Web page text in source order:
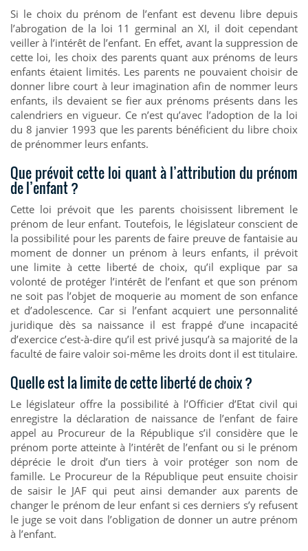
Si le choix du prénom de l’enfant est devenu libre depuis
l’abrogation de la loi 11 germinal an XI, il doit cependant
veiller à l’intérêt de l’enfant. En effet, avant la suppression de
cette loi, les choix des parents quant aux prénoms de leurs
enfants étaient limités. Les parents ne pouvaient choisir de
donner libre court à leur imagination afin de nommer leurs
enfants, ils devaient se fier aux prénoms présents dans les
calendriers en vigueur. Ce n’est qu’avec l’adoption de la loi
du 8 janvier 1993 que les parents bénéficient du libre choix
de prénommer leurs enfants.
Que prévoit cette loi quant à l’attribution du prénom
de l’enfant ?
Cette loi prévoit que les parents choisissent librement le
prénom de leur enfant. Toutefois, le législateur conscient de
la possibilité pour les parents de faire preuve de fantaisie au
moment de donner un prénom à leurs enfants, il prévoit
une limite à cette liberté de choix, qu’il explique par sa
volonté de protéger l’intérêt de l’enfant et que son prénom
ne soit pas l’objet de moquerie au moment de son enfance
et d’adolescence. Car si l’enfant acquiert une personnalité
juridique dès sa naissance il est frappé d’une incapacité
d’exercice c’est-à-dire qu’il est privé jusqu’à sa majorité de la
faculté de faire valoir soi-même les droits dont il est titulaire.
Quelle est la limite de cette liberté de choix ?
Le législateur offre la possibilité à l’Officier d’Etat civil qui
enregistre la déclaration de naissance de l’enfant de faire
appel au Procureur de la République s’il considère que le
prénom porte atteinte à l’intérêt de l’enfant ou si le prénom
déprécie le droit d’un tiers à voir protéger son nom de
famille. Le Procureur de la République peut ensuite choisir
de saisir le JAF qui peut ainsi demander aux parents de
changer le prénom de leur enfant si ces derniers s’y refusent
le juge se voit dans l’obligation de donner un autre prénom
à l’enfant.